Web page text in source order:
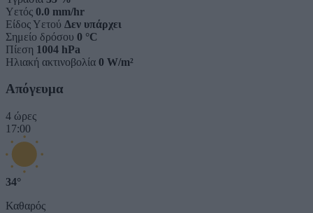
Υετός 0.0 mm/hr
Είδος Υετού Δεν υπάρχει
Σημείο δρόσου 0 °C
Πίεση 1004 hPa
Ηλιακή ακτινοβολία 0 W/m²
Απόγευμα
4 ώρες
17:00
34°
Καθαρός